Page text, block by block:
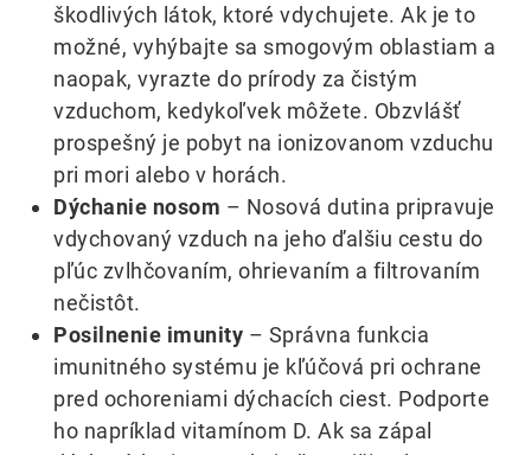
škodlivých látok, ktoré vdychujete. Ak je to
možné, vyhýbajte sa smogovým oblastiam a
naopak, vyrazte do prírody za čistým
vzduchom, kedykoľvek môžete. Obzvlášť
prospešný je pobyt na ionizovanom vzduchu
pri mori alebo v horách.
Dýchanie nosom – Nosová dutina pripravuje
vdychovaný vzduch na jeho ďalšiu cestu do
pľúc zvlhčovaním, ohrievaním a filtrovaním
nečistôt.
Posilnenie imunity – Správna funkcia
imunitného systému je kľúčová pri ochrane
pred ochoreniami dýchacích ciest. Podporte
ho napríklad vitamínom D. Ak sa zápal